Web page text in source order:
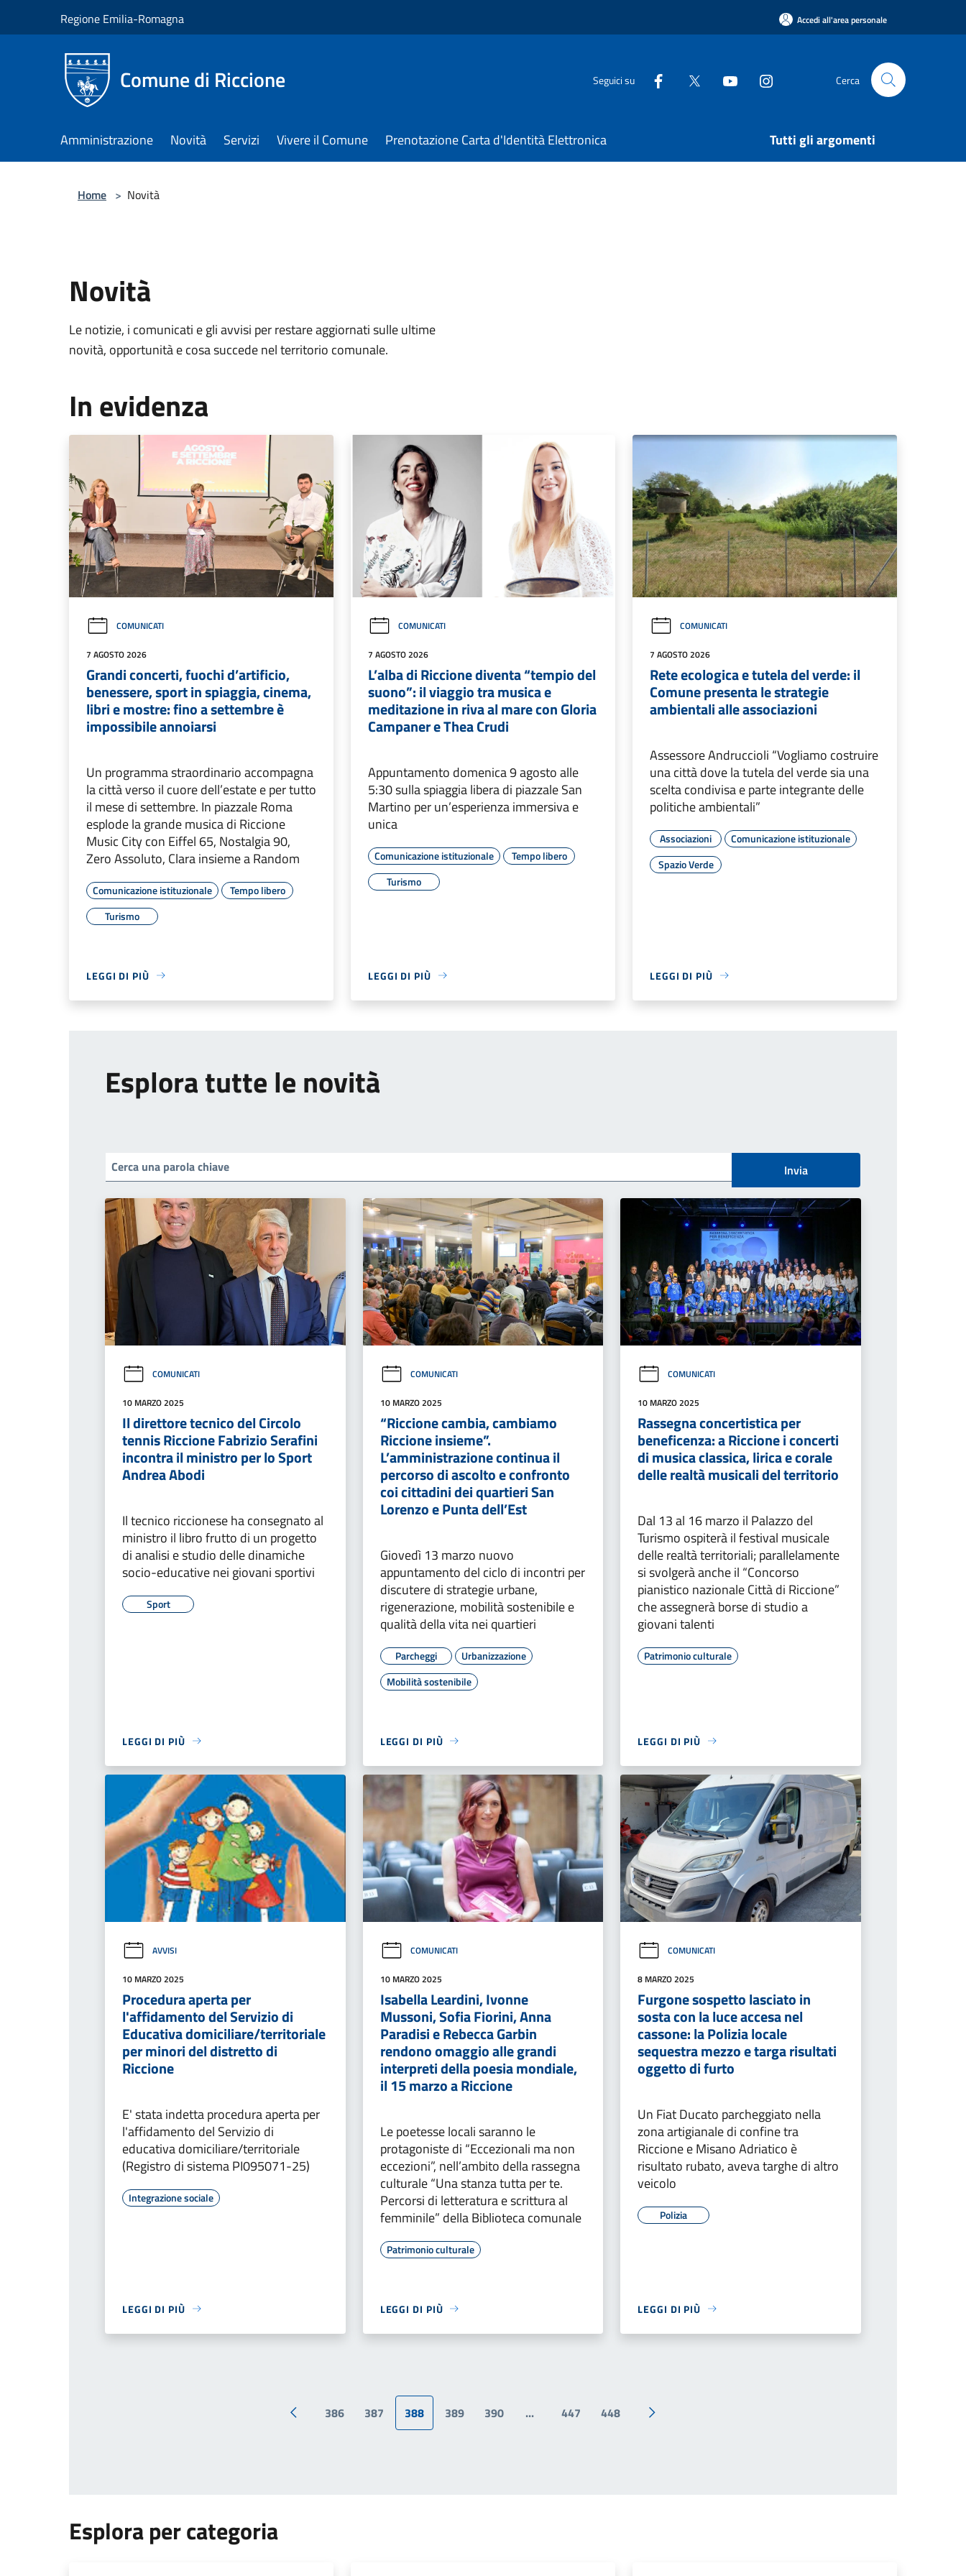
Regione Emilia-Romagna Accedi all'area personale
Comune di Riccione Seguici su Cerca
Amministrazione Novità Servizi Vivere il Comune Prenotazione Carta d'Identità Elettronica Tutti gli argomenti
Home > Novità
Novità
Le notizie, i comunicati e gli avvisi per restare aggiornati sulle ultime
novità, opportunità e cosa succede nel territorio comunale.
In evidenza
COMUNICATI
7 AGOSTO 2026
Grandi concerti, fuochi d’artificio,
benessere, sport in spiaggia, cinema,
libri e mostre: fino a settembre è
impossibile annoiarsi
Un programma straordinario accompagna
la città verso il cuore dell’estate e per tutto
il mese di settembre. In piazzale Roma
esplode la grande musica di Riccione
Music City con Eiffel 65, Nostalgia 90,
Zero Assoluto, Clara insieme a Random
Comunicazione istituzionale
Tempo libero
Turismo
LEGGI DI PIÙ
COMUNICATI
7 AGOSTO 2026
L’alba di Riccione diventa “tempio del
suono”: il viaggio tra musica e
meditazione in riva al mare con Gloria
Campaner e Thea Crudi
Appuntamento domenica 9 agosto alle
5:30 sulla spiaggia libera di piazzale San
Martino per un’esperienza immersiva e
unica
Comunicazione istituzionale
Tempo libero
Turismo
LEGGI DI PIÙ
COMUNICATI
7 AGOSTO 2026
Rete ecologica e tutela del verde: il
Comune presenta le strategie
ambientali alle associazioni
Assessore Andruccioli “Vogliamo costruire
una città dove la tutela del verde sia una
scelta condivisa e parte integrante delle
politiche ambientali”
Associazioni
Comunicazione istituzionale
Spazio Verde
LEGGI DI PIÙ
Esplora tutte le novità
Invia
COMUNICATI
10 MARZO 2025
Il direttore tecnico del Circolo
tennis Riccione Fabrizio Serafini
incontra il ministro per lo Sport
Andrea Abodi
Il tecnico riccionese ha consegnato al
ministro il libro frutto di un progetto
di analisi e studio delle dinamiche
socio-educative nei giovani sportivi
Sport
LEGGI DI PIÙ
COMUNICATI
10 MARZO 2025
“Riccione cambia, cambiamo
Riccione insieme”.
L’amministrazione continua il
percorso di ascolto e confronto
coi cittadini dei quartieri San
Lorenzo e Punta dell’Est
Giovedì 13 marzo nuovo
appuntamento del ciclo di incontri per
discutere di strategie urbane,
rigenerazione, mobilità sostenibile e
qualità della vita nei quartieri
Parcheggi
Urbanizzazione
Mobilità sostenibile
LEGGI DI PIÙ
COMUNICATI
10 MARZO 2025
Rassegna concertistica per
beneficenza: a Riccione i concerti
di musica classica, lirica e corale
delle realtà musicali del territorio
Dal 13 al 16 marzo il Palazzo del
Turismo ospiterà il festival musicale
delle realtà territoriali; parallelamente
si svolgerà anche il “Concorso
pianistico nazionale Città di Riccione”
che assegnerà borse di studio a
giovani talenti
Patrimonio culturale
LEGGI DI PIÙ
AVVISI
10 MARZO 2025
Procedura aperta per
l'affidamento del Servizio di
Educativa domiciliare/territoriale
per minori del distretto di
Riccione
E' stata indetta procedura aperta per
l'affidamento del Servizio di
educativa domiciliare/territoriale
(Registro di sistema PI095071-25)
Integrazione sociale
LEGGI DI PIÙ
COMUNICATI
10 MARZO 2025
Isabella Leardini, Ivonne
Mussoni, Sofia Fiorini, Anna
Paradisi e Rebecca Garbin
rendono omaggio alle grandi
interpreti della poesia mondiale,
il 15 marzo a Riccione
Le poetesse locali saranno le
protagoniste di “Eccezionali ma non
eccezioni”, nell’ambito della rassegna
culturale “Una stanza tutta per te.
Percorsi di letteratura e scrittura al
femminile” della Biblioteca comunale
Patrimonio culturale
LEGGI DI PIÙ
COMUNICATI
8 MARZO 2025
Furgone sospetto lasciato in
sosta con la luce accesa nel
cassone: la Polizia locale
sequestra mezzo e targa risultati
oggetto di furto
Un Fiat Ducato parcheggiato nella
zona artigianale di confine tra
Riccione e Misano Adriatico è
risultato rubato, aveva targhe di altro
veicolo
Polizia
LEGGI DI PIÙ
Pagina precedente
386 387 388 389 390 ... 447 448
Pagina successiva
Esplora per categoria